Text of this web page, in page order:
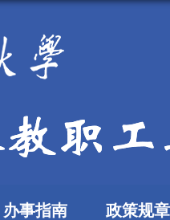
办事指南 政策规章